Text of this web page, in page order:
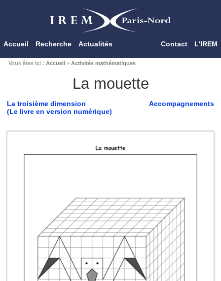
Accueil Recherche Actualités Contact L'IREM
Vous êtes ici : Accueil> Activités mathématiques
La mouette
Accompagnements
La troisième dimension
(Le livre en version numérique)